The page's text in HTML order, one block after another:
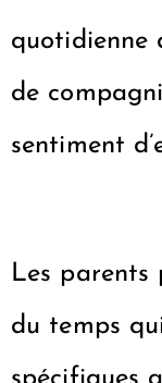
quotidienne
de
sentiment
Les parents
du temps